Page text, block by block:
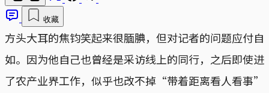
收藏
方头大耳的焦钧笑起来很腼腆，但对记者的问题应付自
如。因为他自己也曾经是采访线上的同行，之后即使进
了农产业界工作，似乎也改不掉“带着距离看人看事”